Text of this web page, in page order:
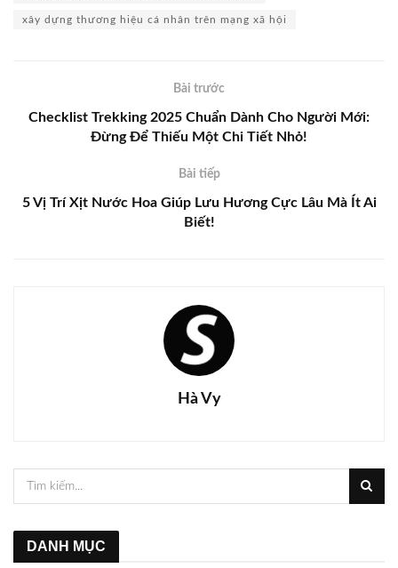
xây dựng thương hiệu cá nhân trên mạng xã hội
Bài trước
Checklist Trekking 2025 Chuẩn Dành Cho Người Mới:
Đừng Để Thiếu Một Chi Tiết Nhỏ!
Bài tiếp
5 Vị Trí Xịt Nước Hoa Giúp Lưu Hương Cực Lâu Mà Ít Ai
Biết!
Hà Vy
DANH MỤC